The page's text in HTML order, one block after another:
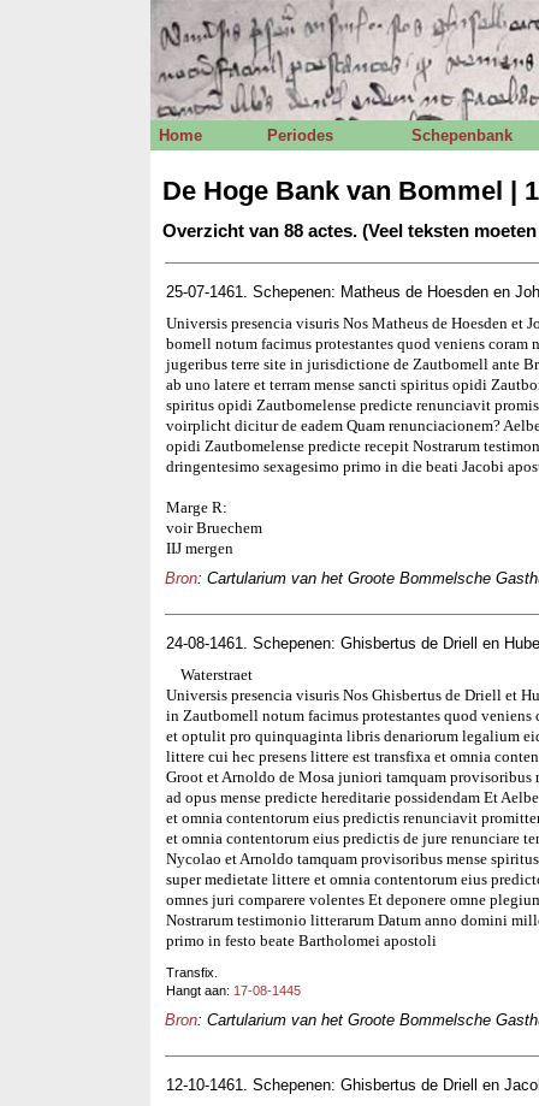
Home Periodes Schepenbank
De Hoge Bank van Bommel |
Overzicht van 88 actes. (Veel teksten
25-07-1461. Schepenen: Matheus de Hoesden en
Universis presencia visuris Nos Matheus de Hoesden et
bomell notum facimus protestantes quod veniens coram
jugeribus terre site in jurisdictione de Zautbomell ante
ab uno latere et terram mense sancti spiritus opidi
spiritus opidi Zautbomelense predicte renunciavit
voirplicht dicitur de eadem Quam renunciacionem?
opidi Zautbomelense predicte recepit Nostrarum
dringentesimo sexagesimo primo in die beati Jacobi
Marge R:
voir Bruechem
IIJ mergen
Bron: Cartularium van het Groote Bommelsche
24-08-1461. Schepenen: Ghisbertus de Driell en
Waterstraet
Universis presencia visuris Nos Ghisbertus de Driell et
in Zautbomell notum facimus protestantes quod
et optulit pro quinquaginta libris denariorum legalium
littere cui hec presens littere est transfixa et omnia
Groot et Arnoldo de Mosa juniori tamquam provisoribus
ad opus mense predicte hereditarie possidendam Et
et omnia contentorum eius predictis renunciavit
et omnia contentorum eius predictis de jure renunciare
Nycolao et Arnoldo tamquam provisoribus mense
super medietate littere et omnia contentorum eius
omnes juri comparere volentes Et deponere omne
Nostrarum testimonio litterarum Datum anno domini
primo in festo beate Bartholomei apostoli
Transfix.
Hangt aan: 17-08-1445
Bron: Cartularium van het Groote Bommelsche
12-10-1461. Schepenen: Ghisbertus de Driell en